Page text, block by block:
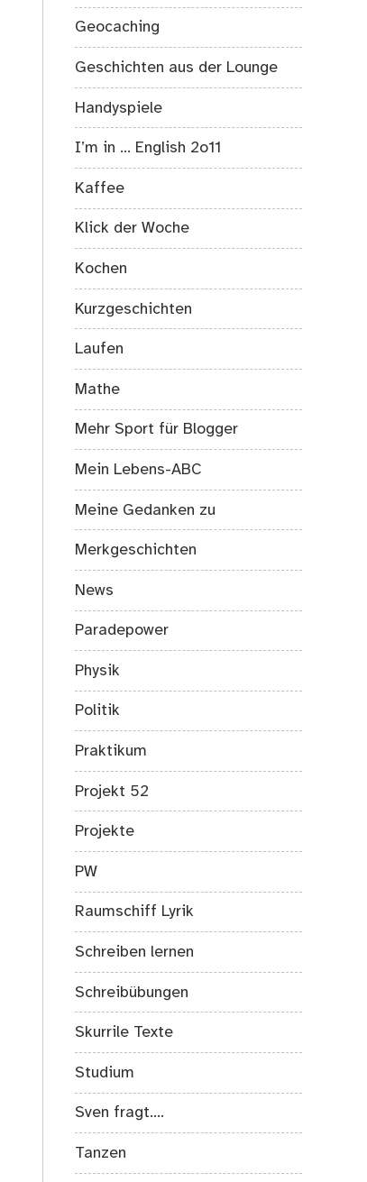
Geocaching
Geschichten aus der Lounge
Handyspiele
I’m in … English 2o11
Kaffee
Klick der Woche
Kochen
Kurzgeschichten
Laufen
Mathe
Mehr Sport für Blogger
Mein Lebens-ABC
Meine Gedanken zu
Merkgeschichten
News
Paradepower
Physik
Politik
Praktikum
Projekt 52
Projekte
PW
Raumschiff Lyrik
Schreiben lernen
Schreibübungen
Skurrile Texte
Studium
Sven fragt….
Tanzen